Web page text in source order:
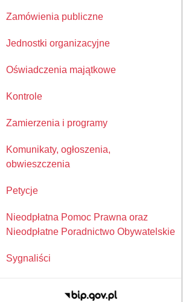
Zamówienia publiczne
Jednostki organizacyjne
Oświadczenia majątkowe
Kontrole
Zamierzenia i programy
Komunikaty, ogłoszenia,
obwieszczenia
Petycje
Nieodpłatna Pomoc Prawna oraz
Nieodpłatne Poradnictwo Obywatelskie
Sygnaliści